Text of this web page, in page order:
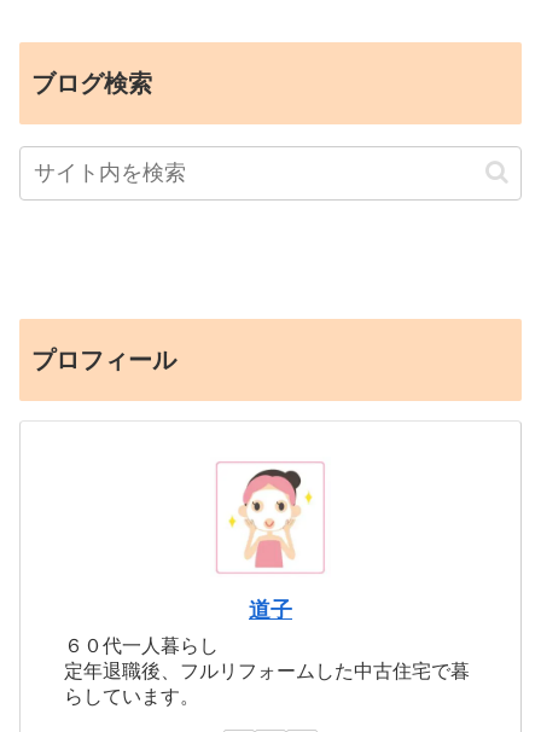
ブログ検索
プロフィール
道子
６０代一人暮らし
定年退職後、フルリフォームした中古住宅で暮
らしています。